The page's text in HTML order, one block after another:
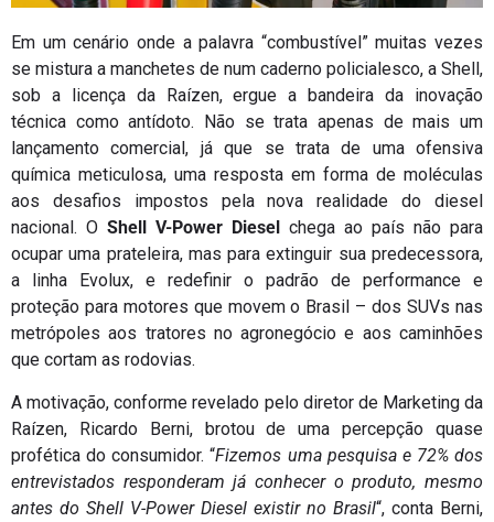
Em um cenário onde a palavra “combustível” muitas vezes
se mistura a manchetes de num caderno policialesco, a Shell,
sob a licença da Raízen, ergue a bandeira da inovação
técnica como antídoto. Não se trata apenas de mais um
lançamento comercial, já que se trata de uma ofensiva
química meticulosa, uma resposta em forma de moléculas
aos desafios impostos pela nova realidade do diesel
nacional. O Shell V-Power Diesel
chega ao país não para
ocupar uma prateleira, mas para extinguir sua predecessora,
a linha Evolux, e redefinir o padrão de performance e
proteção para motores que movem o Brasil – dos SUVs nas
metrópoles aos tratores no agronegócio e aos caminhões
que cortam as rodovias.
A motivação, conforme revelado pelo diretor de Marketing da
Raízen, Ricardo Berni, brotou de uma percepção quase
profética do consumidor. “Fizemos uma pesquisa e 72% dos
entrevistados responderam já conhecer o produto, mesmo
antes do Shell V-Power Diesel existir no Brasil“, conta Berni,